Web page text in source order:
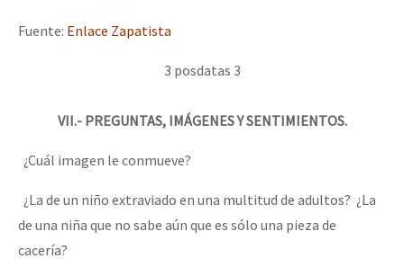
AutonomÍa y Resistencia
Megaproyectos
Presos
Mujeres
Dia 1: Encontro “Guerra contra a Humanidade”
“Sonhando a Terra do Bem Virá” se publica no Estado Espanhol
Fuente: Enlace Zapatista
3 posdatas 3
VII.- PREGUNTAS, IMÁGENES Y SENTIMIENTOS.
¿Cuál imagen le conmueve?
¿La de un niño extraviado en una multitud de adultos? ¿La
de una niña que no sabe aún que es sólo una pieza de
cacería?